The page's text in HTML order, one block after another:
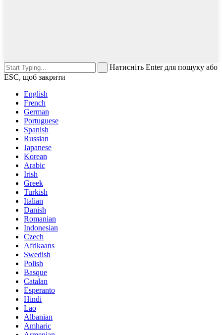
Натисніть Enter для пошуку або
ESC, щоб закрити
English
French
German
Portuguese
Spanish
Russian
Japanese
Korean
Arabic
Irish
Greek
Turkish
Italian
Danish
Romanian
Indonesian
Czech
Afrikaans
Swedish
Polish
Basque
Catalan
Esperanto
Hindi
Lao
Albanian
Amharic